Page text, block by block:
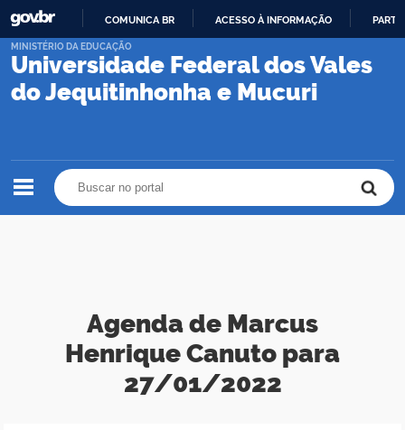
PARA
CONTEÚDO
COMUNICA BR ACESSO À INFORMAÇÃO
Universidade Federal dos Vales
do Jequitinhonha e Mucuri
MINISTÉRIO DA EDUCAÇÃO
Agenda de Marcus
Henrique Canuto para
27/01/2022